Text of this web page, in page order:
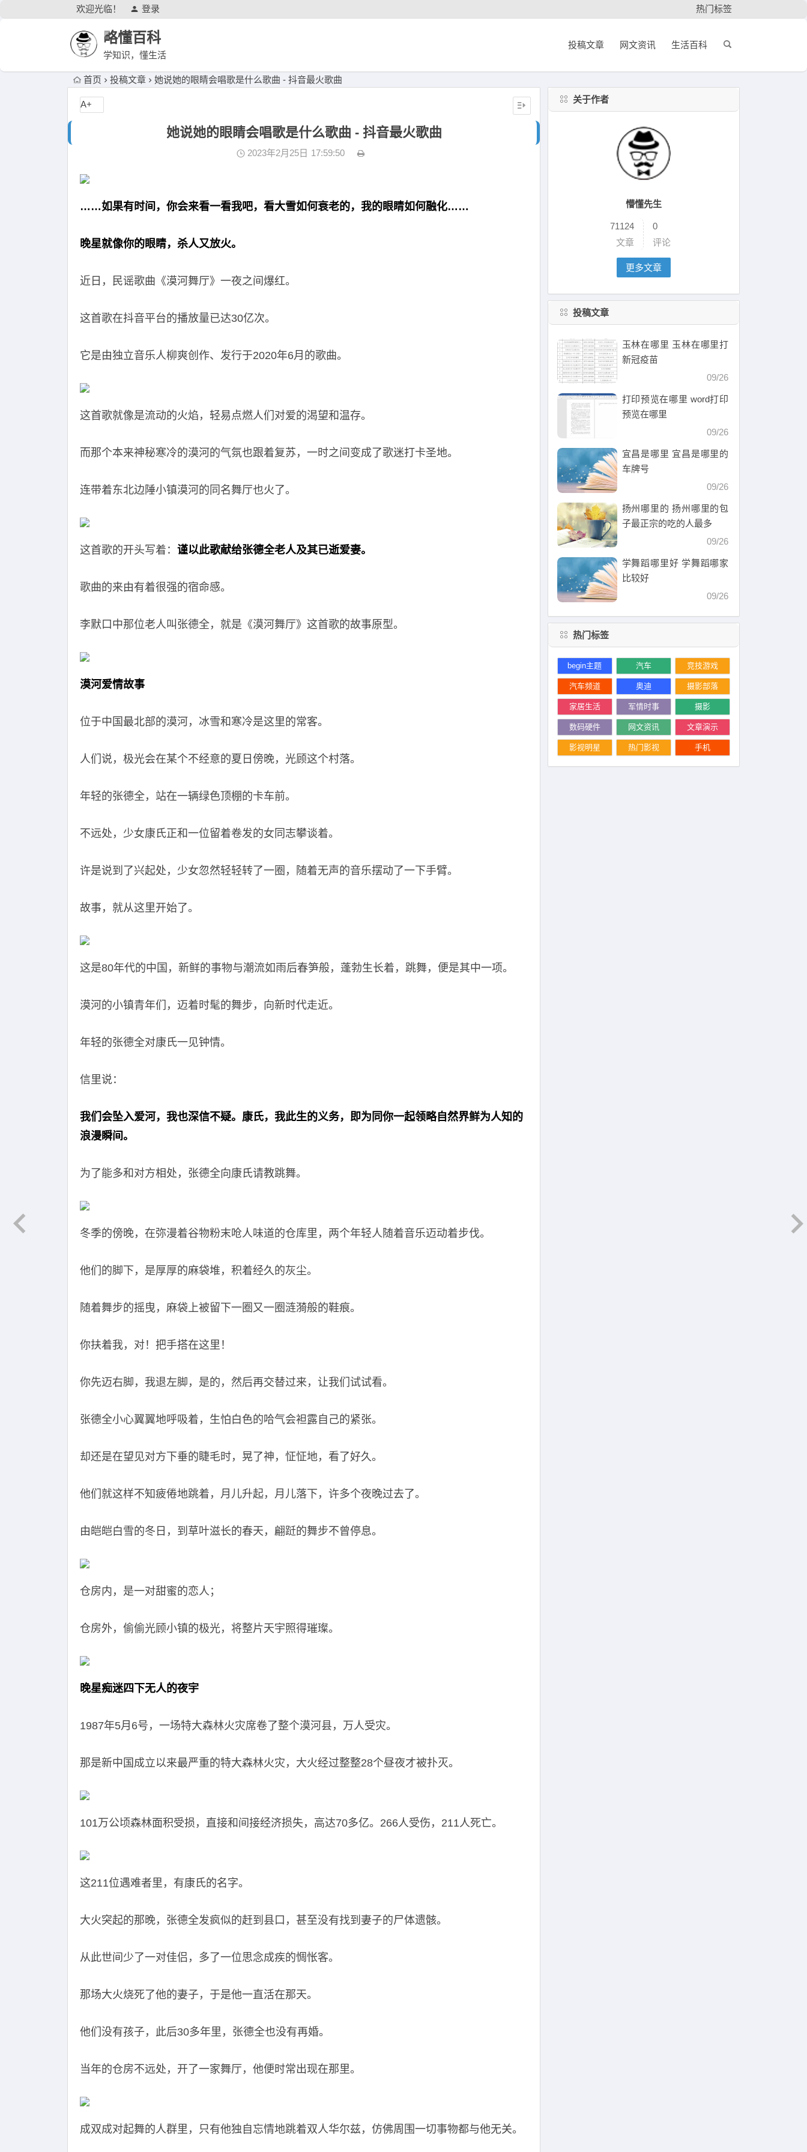
欢迎光临！ 登录 热门标签
略懂百科
学知识，懂生活
投稿文章 网文资讯 生活百科
首页 投稿文章 她说她的眼睛会唱歌是什么歌曲 - 抖音最火歌曲
她说她的眼睛会唱歌是什么歌曲 - 抖音最火歌曲
2023年2月25日 17:59:50
……如果有时间，你会来看一看我吧，看大雪如何衰老的，我的眼睛如何融化……
晚星就像你的眼睛，杀人又放火。
近日，民谣歌曲《漠河舞厅》一夜之间爆红。
这首歌在抖音平台的播放量已达30亿次。
它是由独立音乐人柳爽创作、发行于2020年6月的歌曲。
这首歌就像是流动的火焰，轻易点燃人们对爱的渴望和温存。
而那个本来神秘寒冷的漠河的气氛也跟着复苏，一时之间变成了歌迷打卡圣地。
连带着东北边陲小镇漠河的同名舞厅也火了。
这首歌的开头写着： 谨以此歌献给张德全老人及其已逝爱妻。
歌曲的来由有着很强的宿命感。
李默口中那位老人叫张德全，就是《漠河舞厅》这首歌的故事原型。
漠河爱情故事
位于中国最北部的漠河，冰雪和寒冷是这里的常客。
人们说，极光会在某个不经意的夏日傍晚，光顾这个村落。
年轻的张德全，站在一辆绿色顶棚的卡车前。
不远处，少女康氏正和一位留着卷发的女同志攀谈着。
许是说到了兴起处，少女忽然轻轻转了一圈，随着无声的音乐摆动了一下手臂。
故事，就从这里开始了。
这是80年代的中国，新鲜的事物与潮流如雨后春笋般，蓬勃生长着，跳舞，便是其中一项。
漠河的小镇青年们，迈着时髦的舞步，向新时代走近。
年轻的张德全对康氏一见钟情。
信里说：
我们会坠入爱河，我也深信不疑。康氏，我此生的义务，即为同你一起领略自然界鲜为人知的
浪漫瞬间。
为了能多和对方相处，张德全向康氏请教跳舞。
冬季的傍晚，在弥漫着谷物粉末呛人味道的仓库里，两个年轻人随着音乐迈动着步伐。
他们的脚下，是厚厚的麻袋堆，积着经久的灰尘。
随着舞步的摇曳，麻袋上被留下一圈又一圈涟漪般的鞋痕。
你扶着我，对！把手搭在这里！
你先迈右脚，我退左脚，是的，然后再交替过来，让我们试试看。
张德全小心翼翼地呼吸着，生怕白色的哈气会袒露自己的紧张。
却还是在望见对方下垂的睫毛时，晃了神，怔怔地，看了好久。
他们就这样不知疲倦地跳着，月儿升起，月儿落下，许多个夜晚过去了。
由皑皑白雪的冬日，到草叶滋长的春天，翩跹的舞步不曾停息。
仓房内，是一对甜蜜的恋人；
仓房外，偷偷光顾小镇的极光，将整片天宇照得璀璨。
晚星痴迷四下无人的夜宇
1987年5月6号，一场特大森林火灾席卷了整个漠河县，万人受灾。
那是新中国成立以来最严重的特大森林火灾，大火经过整整28个昼夜才被扑灭。
101万公顷森林面积受损，直接和间接经济损失，高达70多亿。266人受伤，211人死亡。
这211位遇难者里，有康氏的名字。
大火突起的那晚，张德全发疯似的赶到县口，甚至没有找到妻子的尸体遗骸。
从此世间少了一对佳侣，多了一位思念成疾的惆怅客。
那场大火烧死了他的妻子，于是他一直活在那天。
他们没有孩子，此后30多年里，张德全也没有再婚。
当年的仓房不远处，开了一家舞厅，他便时常出现在那里。
成双成对起舞的人群里，只有他独自忘情地跳着双人华尔兹，仿佛周围一切事物都与他无关。
A+ 关于作者
懵懂先生
71124
文章
0
评论
更多文章
投稿文章
玉林在哪里 玉林在哪里打
新冠疫苗
09/26
打印预览在哪里 word打印
预览在哪里
09/26
宜昌是哪里 宜昌是哪里的
车牌号
09/26
扬州哪里的 扬州哪里的包
子最正宗的吃的人最多
09/26
学舞蹈哪里好 学舞蹈哪家
比较好
09/26
热门标签
begin主题 汽车 竞技游戏
汽车频道 奥迪 摄影部落
家居生活 军情时事 摄影
数码硬件 网文资讯 文章演示
影视明星 热门影视 手机